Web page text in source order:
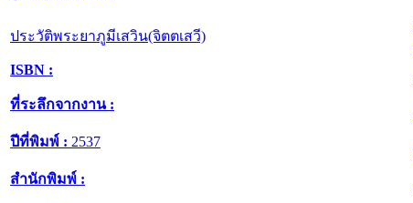
ประวัติพระยาภูมีเสวิน(จิตตเสวี)
ISBN :
ที่ระลึกจากงาน :
ปีที่พิมพ์ : 2537
สำนักพิมพ์ :